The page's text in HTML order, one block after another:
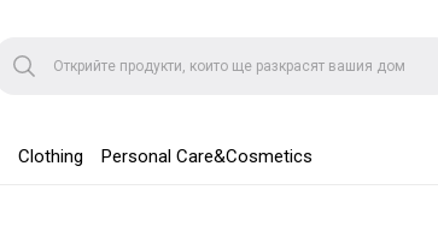
Clothing Personal Care&Cosmetics